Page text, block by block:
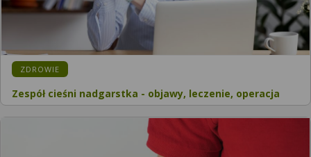
ZDROWIE
Zespół cieśni nadgarstka - objawy, leczenie, operacja